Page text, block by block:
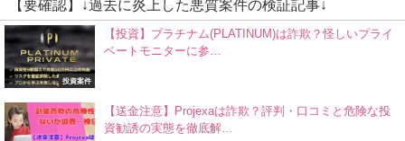
【要確認】↓過去に炎上した悪質案件の検証記事↓
投資案件
【投資】プラチナム(PLATINUM)は詐欺？怪しいプライ
ベートモニターに参…
【送金注意】Projexaは詐欺？評判・口コミと危険な投
資勧誘の実態を徹底解…